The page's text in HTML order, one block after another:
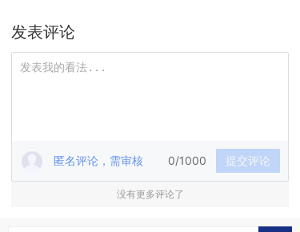
发表评论
匿名评论，需审核 0/1000 提交评论
没有更多评论了